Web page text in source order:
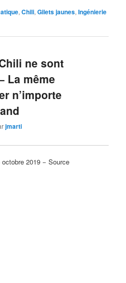
,Chili,Gilets jaunes,Ingénierie
ne sont
La même
n’importe
jmarti
2019 − Source